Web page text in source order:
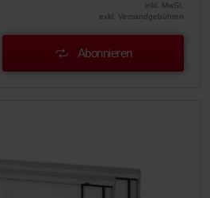
inkl. MwSt.
exkl. Versandgebühren
Abonnieren